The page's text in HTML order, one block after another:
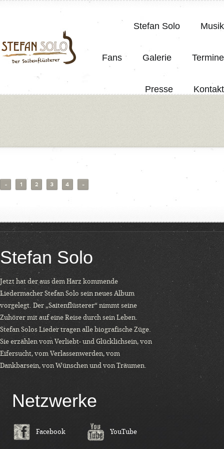
Stefan Solo Musik
Fans Galerie Termine
Presse Kontakt
« 1 2 3 4 »
Stefan Solo
Jetzt hat der aus dem Harz kommende
Liedermacher Stefan Solo sein neues Album
vorgelegt. Der „Saitenflüsterer“ nimmt seine
Zuhörer mit auf eine Reise durch sein Leben.
Stefan Solos Lieder tragen alle biografische Züge.
Sie erzählen vom Verliebt- und Glücklichsein, von
Eifersucht, vom Verlassenwerden, vom
Dankbarsein, von Wünschen und von Träumen.
Netzwerke
Facebook YouTube